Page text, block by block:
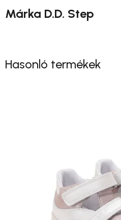
Márka D.D. Step
Hasonló termékek